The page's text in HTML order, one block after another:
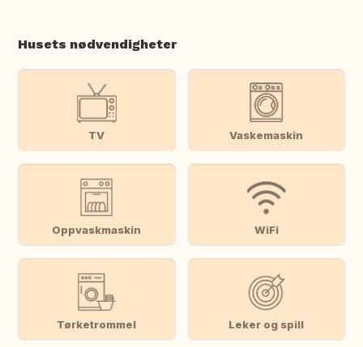
Husets nødvendigheter
TV Vaskemaskin
Oppvaskmaskin WiFi
Tørketrommel Leker og spill